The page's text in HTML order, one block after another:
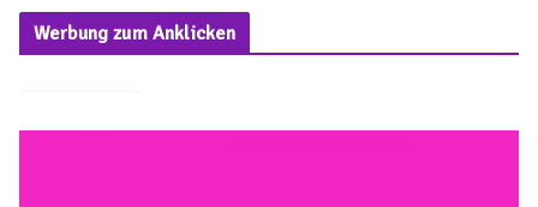
Werbung zum Anklicken